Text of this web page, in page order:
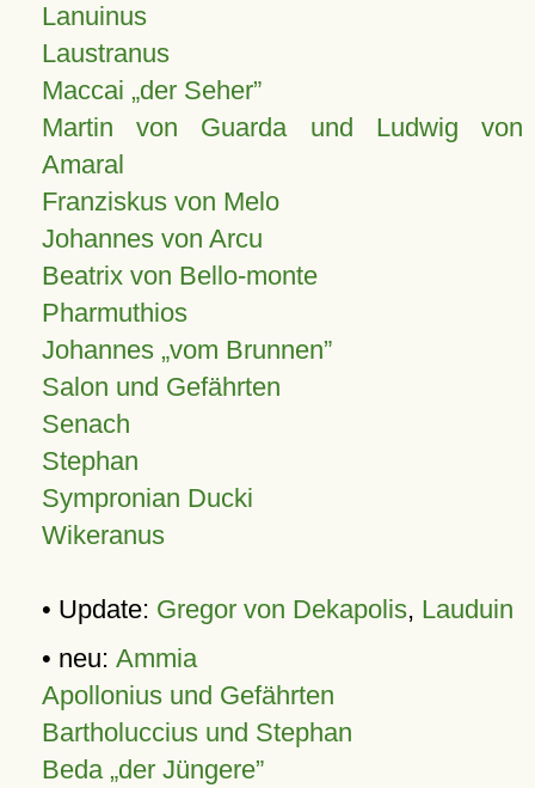
Lanuinus
Laustranus
Maccai „der Seher”
Martin von Guarda und Ludwig von
Amaral
Franziskus von Melo
Johannes von Arcu
Beatrix von Bello-monte
Pharmuthios
Johannes vom Brunnen
Salon und Gefährten
Senach
Stephan
Sympronian Ducki
Wikeranus
• Update: Gregor von Dekapolis, Lauduin
• neu: Ammia
Apollonius und Gefährten
Bartholuccius und Stephan
Beda „der Jüngere”